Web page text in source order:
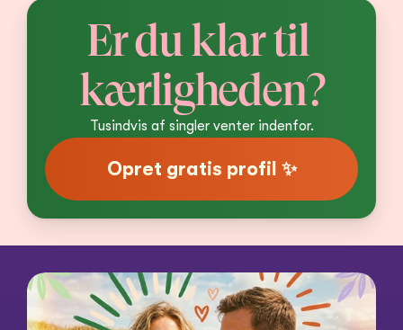
Er du klar til
kærligheden?
Tusindvis af singler venter indenfor.
Opret gratis profil ✨